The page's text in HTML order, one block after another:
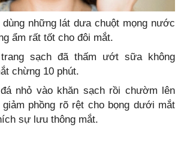
dùng những lát dưa chuột mọng nước
ẩm rất tốt cho đôi mắt.
sạch đã thấm ướt sữa không
chừng 10 phút.
nhỏ vào khăn sạch rồi chườm lên
phồng rõ rệt cho bọng dưới mắt
sự lưu thông mắt.